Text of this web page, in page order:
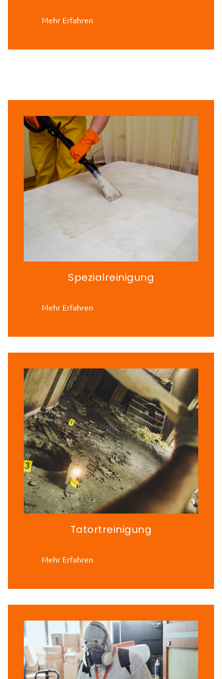
Mehr Erfahren
Spezialreinigung
Mehr Erfahren
Tatortreinigung
Mehr Erfahren